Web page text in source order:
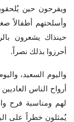
ويفرحون حين يُلحقون
وأسلحتهم أطفالاً
حينذاك يشعرون
أحرزوا بذلك نصراً.
واليوم السعيد،
أرواح الناس
لهم ومناسبة فرح
يُمثلون خطراً على